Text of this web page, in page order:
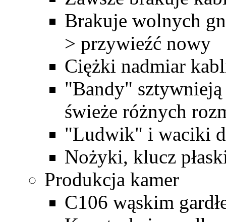
Brakuje wolnych
> przywieźć nowy
Ciężki nadmiar
"Bandy"
świeże różnych
"Ludwik" i waciki
Nożyki, klucz
Produkcja kamer
C106 wąskim